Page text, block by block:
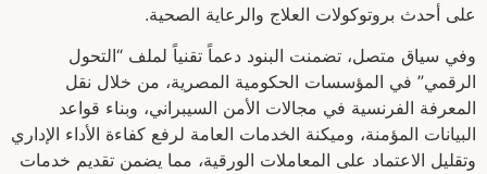
على أحدث بروتوكولات العلاج والرعاية الصحية.
وفي سياق متصل، تضمنت البنود دعماً تقنياً لملف “التحول
الرقمي” في المؤسسات الحكومية المصرية، من خلال نقل
المعرفة الفرنسية في مجالات الأمن السيبراني، وبناء قواعد
البيانات المؤمنة، وميكنة الخدمات العامة لرفع كفاءة الأداء الإداري
وتقليل الاعتماد على المعاملات الورقية، مما يضمن تقديم خدمات